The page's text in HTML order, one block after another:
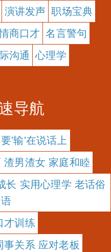
演讲发声 职场宝典
商口才 名言警句
沟通
心理学
导航
'输'在说话上
男渣女 家庭和睦
长 实用心理学 老话俗
语
才训练
关系 应对老板